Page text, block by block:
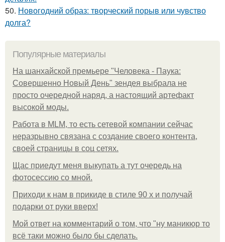
50. Новогодний образ: творческий порыв или чувство
долга?
Популярные материалы
На шанхайской премьере "Человека - Паука:
Совершенно Новый День" зендея выбрала не
просто очередной наряд, а настоящий артефакт
высокой моды.
Работа в MLM, то есть сетевой компании сейчас
неразрывно связана с создание своего контента,
своей страницы в соц сетях.
Щас приедут меня выкупать а тут очередь на
фотосессию со мной.
Приходи к нам в прикиде в стиле 90 х и получай
подарки от руки вверх!
Мой ответ на комментарий о том, что "ну маникюр то
всё таки можно было бы сделать.